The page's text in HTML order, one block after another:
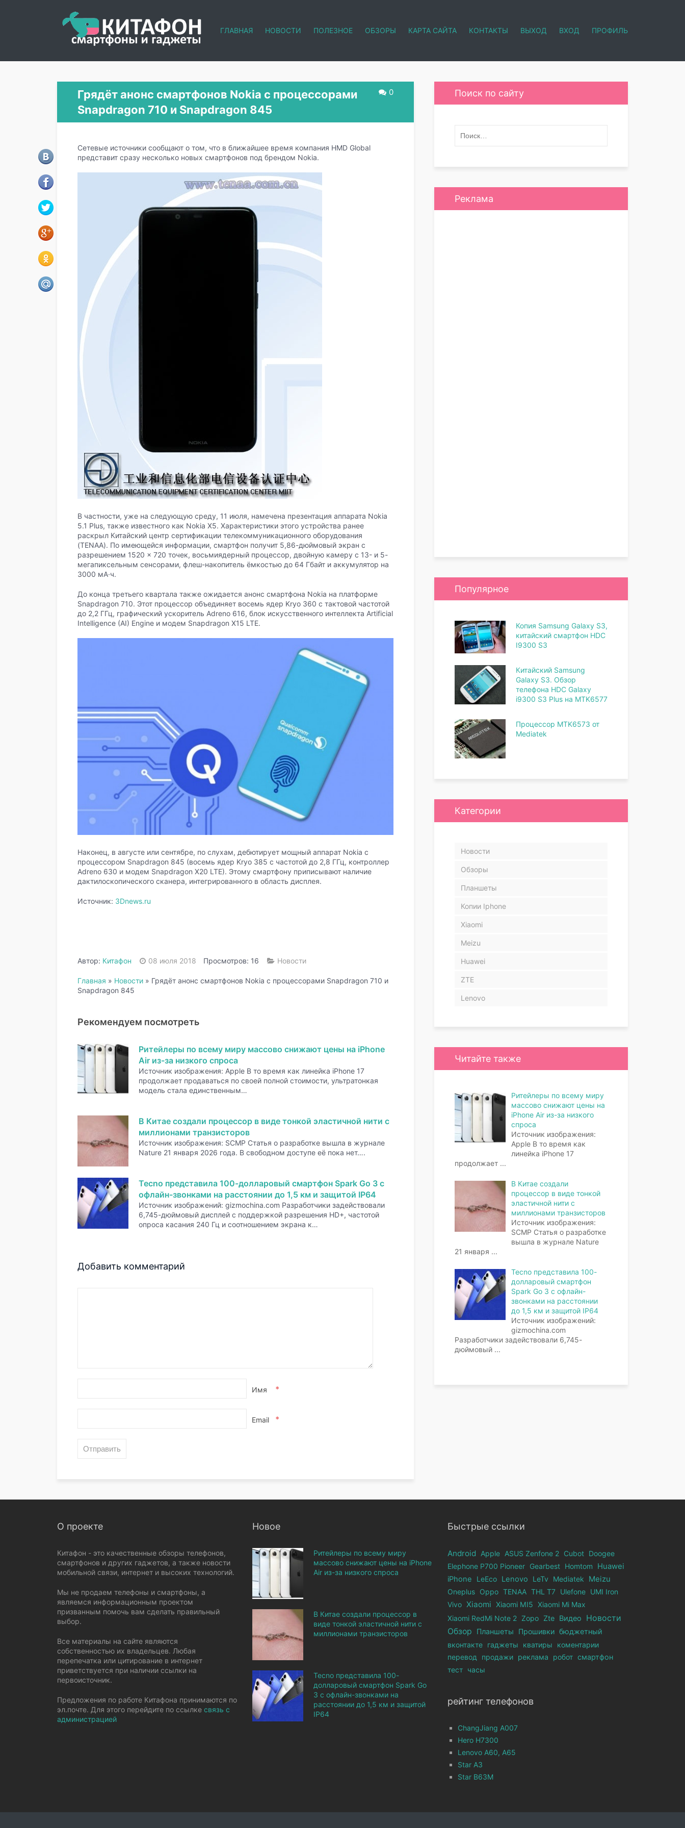
ГЛАВНАЯ НОВОСТИ ПОЛЕЗНОЕ ОБЗОРЫ КАРТА САЙТА КОНТАКТЫ ВЫХОД ВХОД ПРОФИЛЬ
0
Грядёт анонс смартфонов Nokia с процессорами
Snapdragon 710 и Snapdragon 845
Сетевые источники сообщают о том, что в ближайшее время компания HMD Global
представит сразу несколько новых смартфонов под брендом Nokia.
В частности, уже на следующую среду, 11 июля, намечена презентация аппарата Nokia
5.1 Plus, также известного как Nokia X5. Характеристики этого устройства ранее
раскрыл Китайский центр сертификации телекоммуникационного оборудования
(TENAA). По имеющейся информации, смартфон получит 5,86-дюймовый экран с
разрешением 1520 × 720 точек, восьмиядерный процессор, двойную камеру с 13- и 5-
мегапиксельным сенсорами, флеш-накопитель ёмкостью до 64 Гбайт и аккумулятор на
3000 мА·ч.
До конца третьего квартала также ожидается анонс смартфона Nokia на платформе
Snapdragon 710. Этот процессор объединяет восемь ядер Kryo 360 с тактовой частотой
до 2,2 ГГц, графический ускоритель Adreno 616, блок искусственного интеллекта Artificial
Intelligence (AI) Engine и модем Snapdragon X15 LTE.
Наконец, в августе или сентябре, по слухам, дебютирует мощный аппарат Nokia с
процессором Snapdragon 845 (восемь ядер Kryo 385 с частотой до 2,8 ГГц, контроллер
Adreno 630 и модем Snapdragon X20 LTE). Этому смартфону приписывают наличие
дактилоскопического сканера, интегрированного в область дисплея.
Источник: 3Dnews.ru
Автор: Китафон 08 июля 2018 Просмотров: 16 Новости
Главная » Новости » Грядёт анонс смартфонов Nokia с процессорами Snapdragon 710 и
Snapdragon 845
Рекомендуем посмотреть
Ритейлеры по всему миру массово снижают цены на iPhone
Air из-за низкого спроса
Источник изображения: Apple В то время как линейка iPhone 17
продолжает продаваться по своей полной стоимости, ультратонкая
модель стала единственным…
В Китае создали процессор в виде тонкой эластичной нити с
миллионами транзисторов
Источник изображения: SCMP Статья о разработке вышла в журнале
Nature 21 января 2026 года. В свободном доступе её пока нет….
Tecno представила 100-долларовый смартфон Spark Go 3 с
офлайн-звонками на расстоянии до 1,5 км и защитой IP64
Источник изображений: gizmochina.com Разработчики задействовали
6,745-дюймовый дисплей с поддержкой разрешения HD+, частотой
опроса касания 240 Гц и соотношением экрана к…
Добавить комментарий
Имя *
Email *
Поиск по сайту
Реклама
Популярное
Копия Samsung Galaxy S3,
китайский смартфон HDC
I9300 S3
Китайский Samsung
Galaxy S3. Обзор
телефона HDC Galaxy
i9300 S3 Plus на MTK6577
Процессор MTK6573 от
Mediatek
Категории
Новости
Обзоры
Планшеты
Копии Iphone
Xiaomi
Meizu
Huawei
ZTE
Lenovo
Читайте также
Ритейлеры по всему миру
массово снижают цены на
iPhone Air из-за низкого
спроса
Источник изображения:
Apple В то время как
линейка iPhone 17
продолжает ...
В Китае создали
процессор в виде тонкой
эластичной нити с
миллионами транзисторов
Источник изображения:
SCMP Статья о разработке
вышла в журнале Nature
21 января ...
Tecno представила 100-
долларовый смартфон
Spark Go 3 с офлайн-
звонками на расстоянии
до 1,5 км и защитой IP64
Источник изображений:
gizmochina.com
Разработчики задействовали 6,745-
дюймовый ...
О проекте
Китафон - это качественные обзоры телефонов,
смартфонов и других гаджетов, а также новости
мобильной связи, интернет и высоких технологий.
Мы не продаем телефоны и смартфоны, а
являемся информационным проектом
призванным помочь вам сделать правильный
выбор.
Все материалы на сайте являются
собственностью их владельцев. Любая
перепечатка или цитирование в интернет
приветствуется при наличии ссылки на
первоисточник.
Предложения по работе Китафона принимаются по
эл.почте. Для этого перейдите по ссылке связь с
администрацией
Новое
Ритейлеры по всему миру
массово снижают цены на iPhone
Air из-за низкого спроса
В Китае создали процессор в
виде тонкой эластичной нити с
миллионами транзисторов
Tecno представила 100-
долларовый смартфон Spark Go
3 с офлайн-звонками на
расстоянии до 1,5 км и защитой
IP64
Быстрые ссылки
Android Apple ASUS Zenfone 2 Cubot Doogee
Elephone Р700 Pioneer Gearbest Homtom
Huawei
iPhone
LeEco Lenovo LeTv Mediatek Meizu
Oneplus Oppo TENAA THL T7 Ulefone UMI Iron
Vivo Xiaomi Xiaomi MI5 Xiaomi Mi Max
Xiaomi RedMi Note 2 Zopo Zte Видео Новости
Обзор Планшеты Прошивки бюджетный
вконтакте гаджеты кватиры
коментарии
перевод
продажи реклама робот смартфон
тест часы
рейтинг телефонов
ChangJiang A007
Hero H7300
Lenovo A60, A65
Star A3
Star B63M